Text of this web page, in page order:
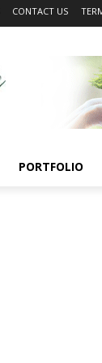
CONTACT US
PORTFOLIO